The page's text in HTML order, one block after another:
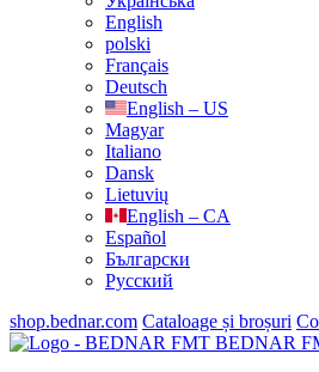
English
polski
Français
Deutsch
English – US
Magyar
Italiano
Dansk
Lietuvių
English – CA
Español
Български
Русский
shop.bednar.com Cataloage și broșuri
BEDNAR